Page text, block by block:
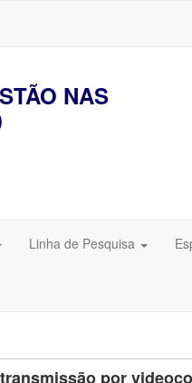
NAS
Linha de Pesquisa
por